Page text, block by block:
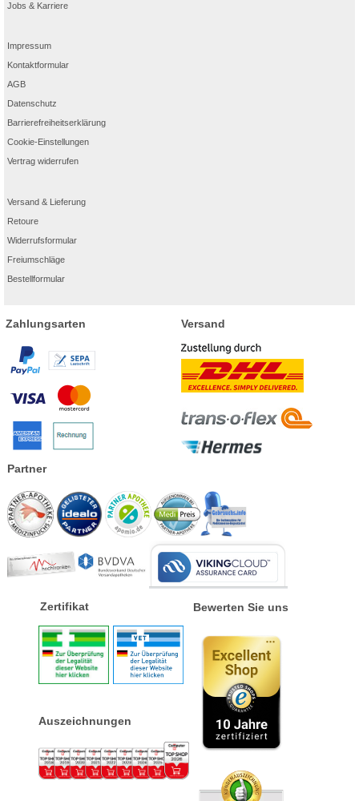
Jobs & Karriere
Impressum
Kontaktformular
AGB
Datenschutz
Barrierefreiheitserklärung
Cookie-Einstellungen
Vertrag widerrufen
Versand & Lieferung
Retoure
Widerrufsformular
Freiumschläge
Bestellformular
Zahlungsarten Versand
Partner
Zertifikat
Auszeichnungen
Bewerten Sie uns